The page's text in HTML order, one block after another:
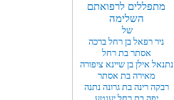
מתפללים לרפואתם
השלימה
של
ניר רפאל בן רחל ברכה
אסתר בת רחל
נתנאל אילן בן שיינא ציפורה
מאירה בת אסתר
רבקה רינה בת גרונה נתנה